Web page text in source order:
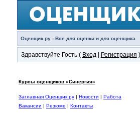
Оценщик.ру - Все для оценки и для оценщика
Здравствуйте Гость ( Вход| Регистрация )
Курсы оценщиков «Синергия»
Заглавная Оценщик.ру| Новости | Работа
Вакансии | Резюме | Контакты